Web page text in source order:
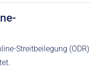
Streitbeilegung (ODR)